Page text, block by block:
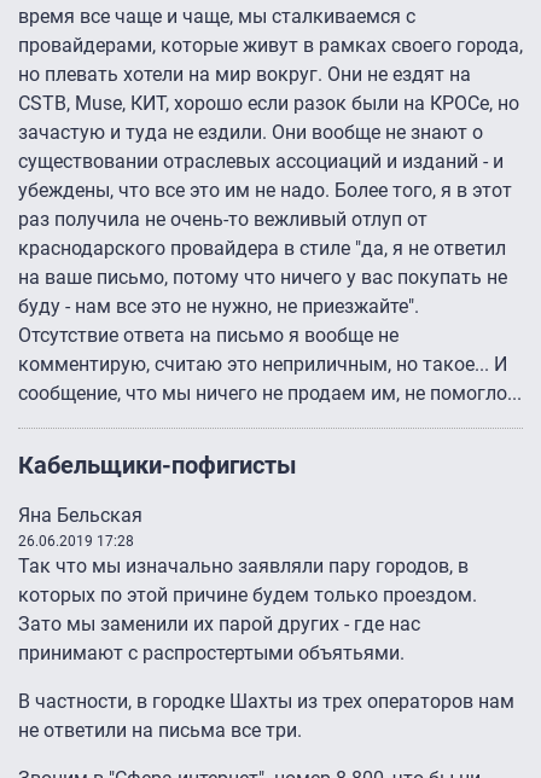
время все чаще и чаще, мы сталкиваемся с
провайдерами, которые живут в рамках своего города,
но плевать хотели на мир вокруг. Они не ездят на
CSTB, Muse, КИТ, хорошо если разок были на КРОСе, но
зачастую и туда не ездили. Они вообще не знают о
существовании отраслевых ассоциаций и изданий - и
убеждены, что все это им не надо. Более того, я в этот
раз получила не очень-то вежливый отлуп от
краснодарского провайдера в стиле "да, я не ответил
на ваше письмо, потому что ничего у вас покупать не
буду - нам все это не нужно, не приезжайте".
Отсутствие ответа на письмо я вообще не
комментирую, считаю это неприличным, но такое... И
сообщение, что мы ничего не продаем им, не помогло...
Кабельщики-пофигисты
Яна Бельская
26.06.2019 17:28
Так что мы изначально заявляли пару городов, в
которых по этой причине будем только проездом.
Зато мы заменили их парой других - где нас
принимают с распростертыми объятьями.
В частности, в городке Шахты из трех операторов нам
не ответили на письма все три.